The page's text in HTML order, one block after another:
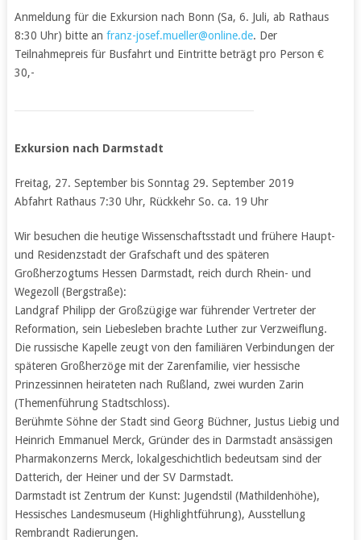
Anmeldung für die Exkursion nach Bonn (Sa, 6. Juli, ab Rathaus
8:30 Uhr) bitte an franz-josef.mueller@online.de. Der
Teilnahmepreis für Busfahrt und Eintritte beträgt pro Person €
30,-
Exkursion nach Darmstadt
Freitag, 27. September bis Sonntag 29. September 2019
Abfahrt Rathaus 7:30 Uhr, Rückkehr So. ca. 19 Uhr
Wir besuchen die heutige Wissenschaftsstadt und frühere Haupt-
und Residenzstadt der Grafschaft und des späteren
Großherzogtums Hessen Darmstadt, reich durch Rhein- und
Wegezoll (Bergstraße):
Landgraf Philipp der Großzügige war führender Vertreter der
Reformation, sein Liebesleben brachte Luther zur Verzweiflung.
Die russische Kapelle zeugt von den familiären Verbindungen der
späteren Großherzöge mit der Zarenfamilie, vier hessische
Prinzessinnen heirateten nach Rußland, zwei wurden Zarin
(Themenführung Stadtschloss).
Berühmte Söhne der Stadt sind Georg Büchner, Justus Liebig und
Heinrich Emmanuel Merck, Gründer des in Darmstadt ansässigen
Pharmakonzerns Merck, lokalgeschichtlich bedeutsam sind der
Datterich, der Heiner und der SV Darmstadt.
Darmstadt ist Zentrum der Kunst: Jugendstil (Mathildenhöhe),
Hessisches Landesmuseum (Highlightführung), Ausstellung
Rembrandt Radierungen.